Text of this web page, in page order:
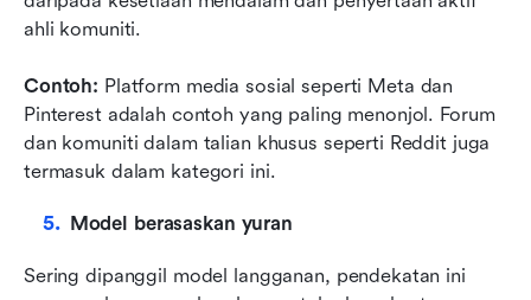
ahli komuniti.
Contoh: Platform media sosial seperti Meta dan
Pinterest adalah contoh yang paling menonjol. Forum
dan komuniti dalam talian khusus seperti Reddit juga
termasuk dalam kategori ini.
Model berasaskan yuran
Sering dipanggil model langganan, pendekatan ini